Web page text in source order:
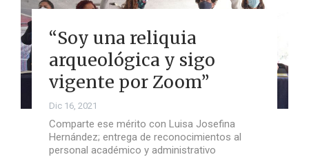
“Soy una reliquia
arqueológica y sigo
vigente por Zoom”
Dic 16, 2021
Comparte ese mérito con Luisa Josefina
Hernández; entrega de reconocimientos al
personal académico y administrativo